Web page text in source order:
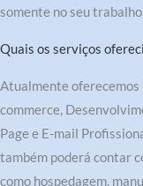
somente no seu
Quais os serviços
Atualmente oferecemos
commerce,
Page e E-mail
também poderá contar
como hospedagem,